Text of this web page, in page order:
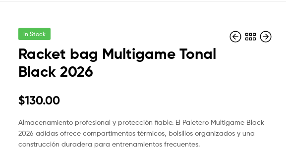
In Stock
Racket bag Multigame Tonal
Black 2026
$130.00
Almacenamiento profesional y protección fiable. El Paletero Multigame Black
2026 adidas ofrece compartimentos térmicos, bolsillos organizados y una
construcción duradera para entrenamientos frecuentes.